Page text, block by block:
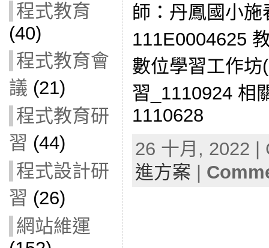
程式教育
(40)
程式教育會
議 (21)
程式教育研
習 (44)
程式設計研
習 (26)
網站維運
師：丹鳳國小
111E0004625
數位學習工作
習_1110924 相
1110628
26 十月, 2022
進方案